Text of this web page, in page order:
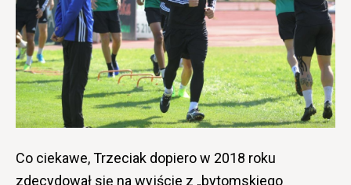
Co ciekawe, Trzeciak dopiero w 2018 roku
zdecydował się na wyjście z „bytomskiego